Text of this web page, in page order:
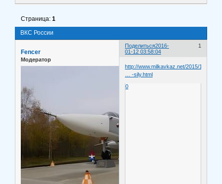
ВКС России
Страница:1
Поделиться 1
2016-
01-12 03:58:04
Fencer
Модератор
http://www.milkavkaz.net/2015/12/
… -sily.html
0